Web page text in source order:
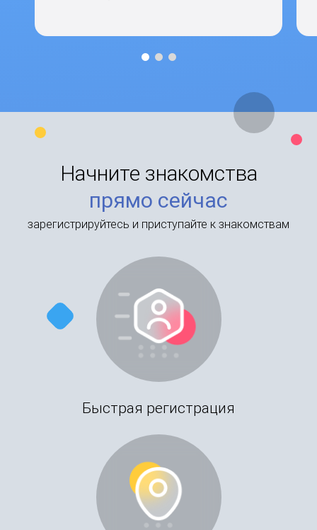
Начните знакомства
прямо сейчас
зарегистрируйтесь и приступайте к знакомствам
Быстрая регистрация